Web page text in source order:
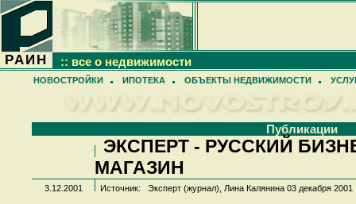
РАИН :: все о недвижимости
НОВОСТРОЙКИ ИПОТЕКА ОБЪЕКТЫ НЕДВИЖИМОСТИ
Публикации
ЭКСПЕРТ - РУССКИЙ
МАГАЗИН
3.12.2001 Источник: Эксперт (журнал), Лина Калянина 03 декабря 2001